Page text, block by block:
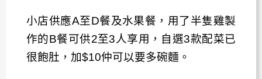
小店供應A至D餐及水果餐，用了半隻雞製
作的B餐可供2至3人享用，自選3款配菜已
很飽肚，加$10仲可以要多碗麵。